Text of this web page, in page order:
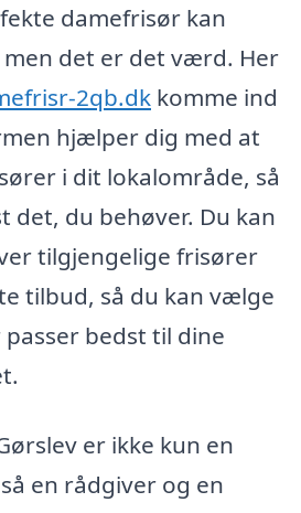
damefrisør kan
det er det værd. Her
2qb.dk komme ind
hjælper dig med at
i dit lokalområde, så
det, du behøver. Du kan
tilgjengelige frisører
tilbud, så du kan vælge
bedst til dine
er ikke kun en
en rådgiver og en